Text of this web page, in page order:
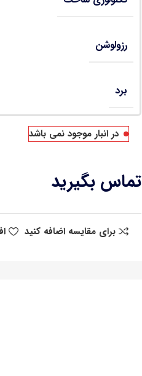
رزولوشن
برد
در انبار موجود نمی باشد
تماس بگیرید
برای مقایسه اضافه کنید